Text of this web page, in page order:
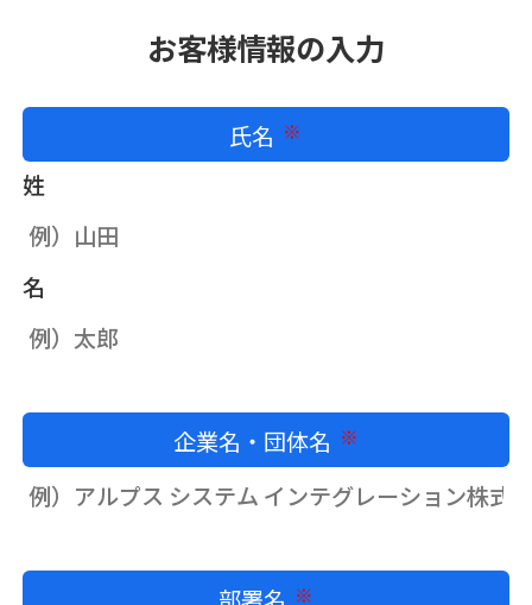
お客様情報の入力
氏名
姓
名
企業名・団体名